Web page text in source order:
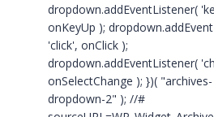
dropdown.addEventListener(
onKeyUp );
'click', onClick );
dropdown.addEventListener(
onSelectChange ); })( "archives-
dropdown-2" ); //#